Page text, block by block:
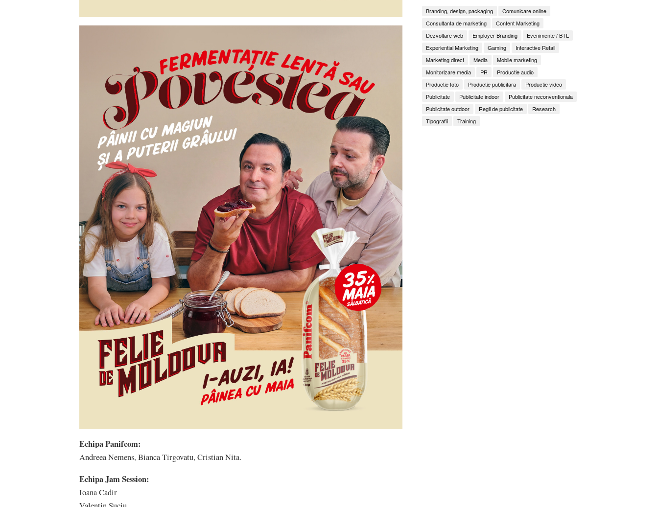
Echipa Panifcom:
Andreea Nemens, Bianca Tirgovatu, Cristian Nita.
Echipa Jam Session:
Ioana Cadir
Branding, design, packaging
Comunicare online
Consultanta de marketing
Content Marketing
Dezvoltare web
Employer Branding
Evenimente / BTL
Experiential Marketing
Gaming
Interactive Retail
Marketing direct
Media
Mobile marketing
Monitorizare media
PR
Productie audio
Productie foto
Productie publicitara
Productie video
Publicitate
Publicitate indoor
Publicitate neconventionala
Publicitate outdoor
Regii de publicitate
Research
Tipografii
Training